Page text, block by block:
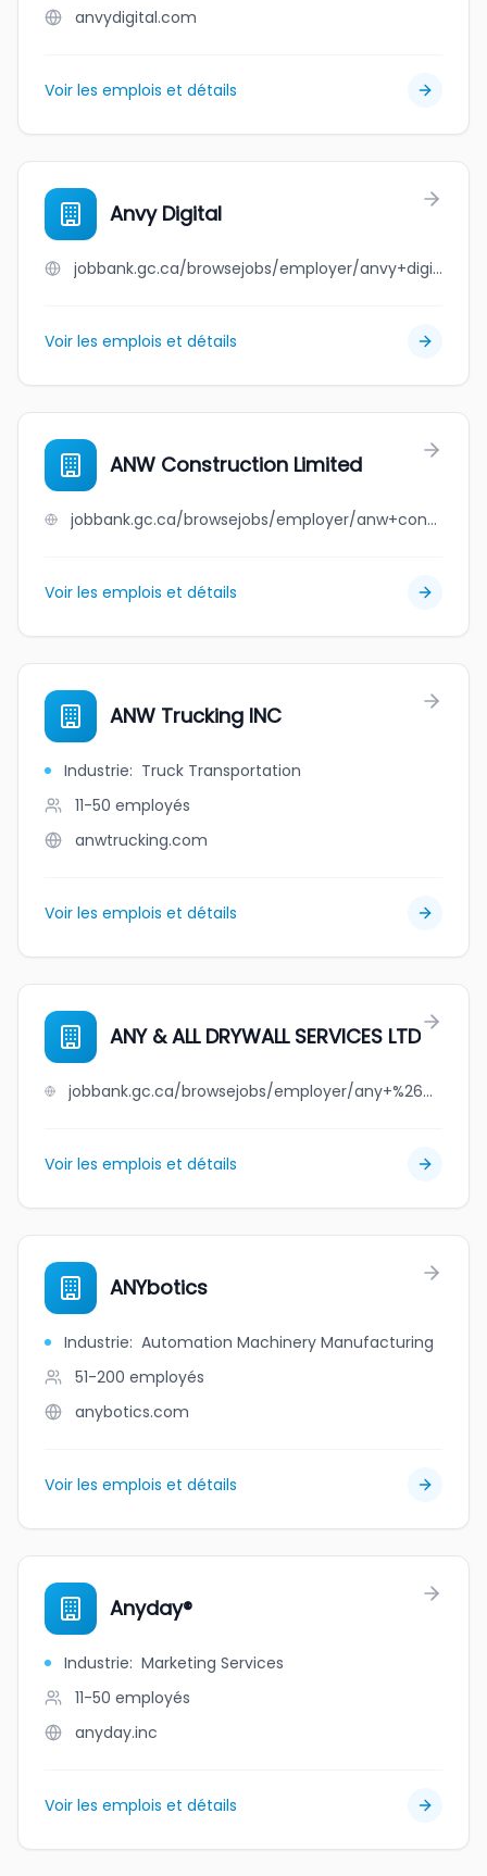
anvydigital.com
Voir les emplois et détails
Anvy Digital
jobbank.gc.ca/browsejobs/employer/anvy+digital/ca
Voir les emplois et détails
ANW Construction Limited
jobbank.gc.ca/browsejobs/employer/anw+construction+limited/ca
Voir les emplois et détails
ANW Trucking INC
Industrie: Truck Transportation
11-50 employés
anwtrucking.com
Voir les emplois et détails
ANY & ALL DRYWALL SERVICES LTD
jobbank.gc.ca/browsejobs/employer/any+%26+all+drywall+services+ltd/ca
Voir les emplois et détails
ANYbotics
Industrie: Automation Machinery Manufacturing
51-200 employés
anybotics.com
Voir les emplois et détails
Anyday®
Industrie: Marketing Services
11-50 employés
anyday.inc
Voir les emplois et détails